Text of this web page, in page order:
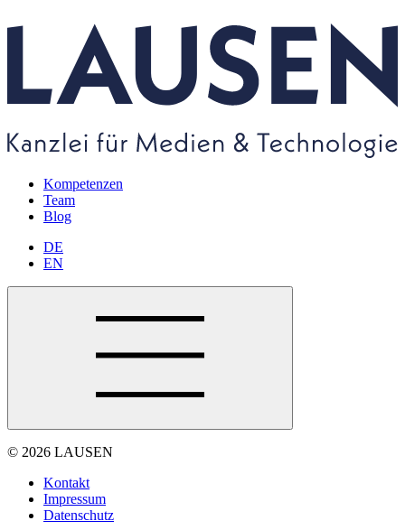
Kompetenzen
Team
Blog
DE
EN
© 2026 LAUSEN
Kontakt
Impressum
Datenschutz